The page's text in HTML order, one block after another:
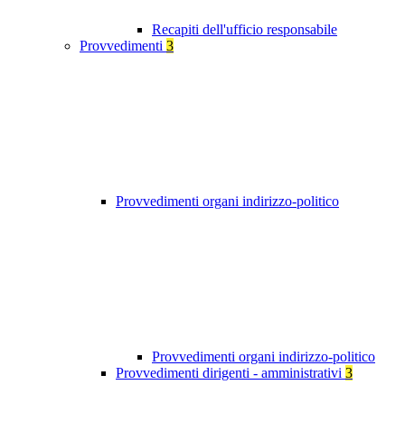
Recapiti dell'ufficio responsabile
Provvedimenti 3
Provvedimenti organi indirizzo-politico
Provvedimenti organi indirizzo-politico
Provvedimenti dirigenti - amministrativi 3